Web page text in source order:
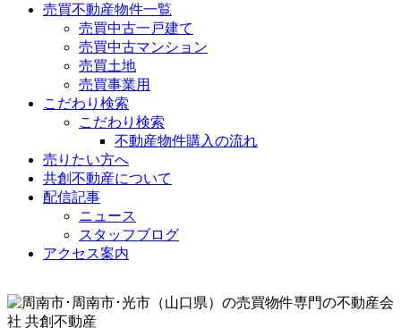
売買不動産物件一覧
売買中古一戸建て
売買中古マンション
売買土地
売買事業用
こだわり検索
こだわり検索
不動産物件購入の流れ
売りたい方へ
共創不動産について
配信記事
ニュース
スタッフブログ
アクセス案内